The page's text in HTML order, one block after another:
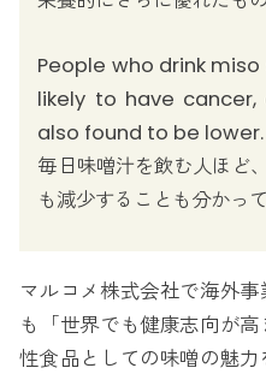
People who drink
likely to have
also found to be lower.
毎日味噌汁を飲む人ほど
も減少することも分かっ
マルコメ株式会社で海外
も「世界でも健康志向が
性食品としての味噌の魅力